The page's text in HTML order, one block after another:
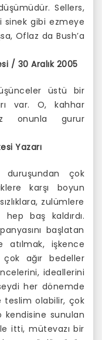
Sellers,
sinek gibi ezmeye
Oflaz da Bush’a
/ 30 Aralık 2005
üstü bir
var. O, kahhar
onunla gurur
Yazarı
duruşundan çok
karşı boyun
zulümlere
baş kaldırdı.
başlatan
atılmak, işkence
çok ağır bedeller
ideallerini
her dönemde
teslim olabilir, çok
sunulan
itti, mütevazı bir